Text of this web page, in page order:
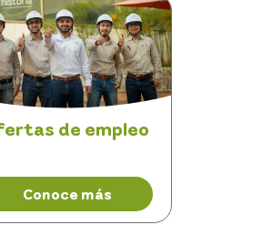
de empleo
Conoce más